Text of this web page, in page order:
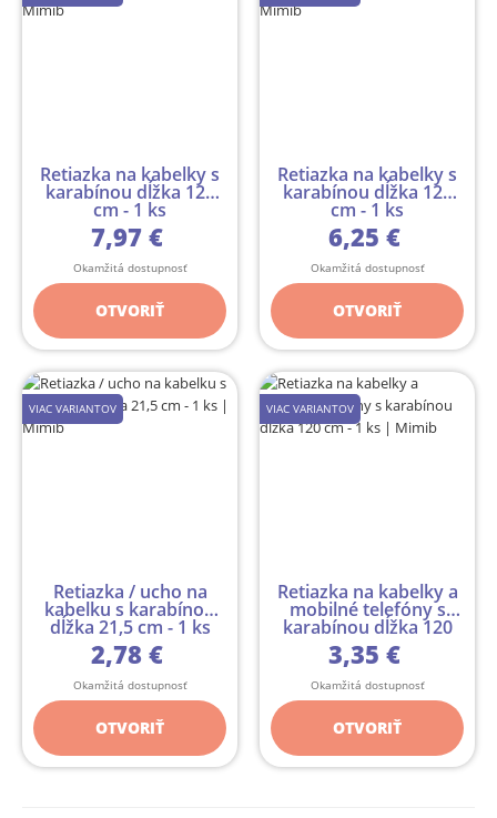
Retiazka na kabelky s
karabínou dĺžka 120
cm - 1 ks
7,97 €
Okamžitá dostupnosť
OTVORIŤ
Retiazka na kabelky s
karabínou dĺžka 120
cm - 1 ks
6,25 €
Okamžitá dostupnosť
OTVORIŤ
VIAC VARIANTOV
Retiazka / ucho na
kabelku s karabínou
dĺžka 21,5 cm - 1 ks
2,78 €
Okamžitá dostupnosť
OTVORIŤ
VIAC VARIANTOV
Retiazka na kabelky a
mobilné telefóny s
karabínou dĺžka 120
c...
3,35 €
Okamžitá dostupnosť
OTVORIŤ